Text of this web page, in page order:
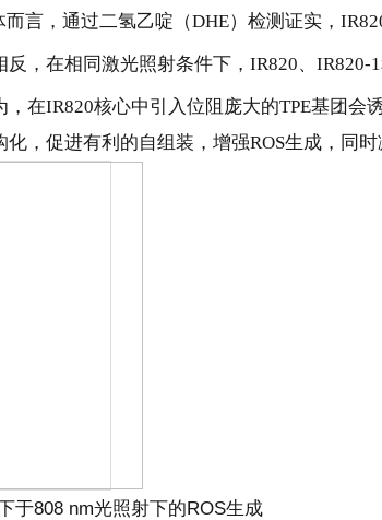
言，通过二氢乙啶（DHE）检测证实，
反，在相同激光照射条件下，IR820、IR820-
，在IR820核心中引入位阻庞大的TPE基团会
，促进有利的自组装，增强ROS生成，同时
于808 nm光照射下的ROS生成